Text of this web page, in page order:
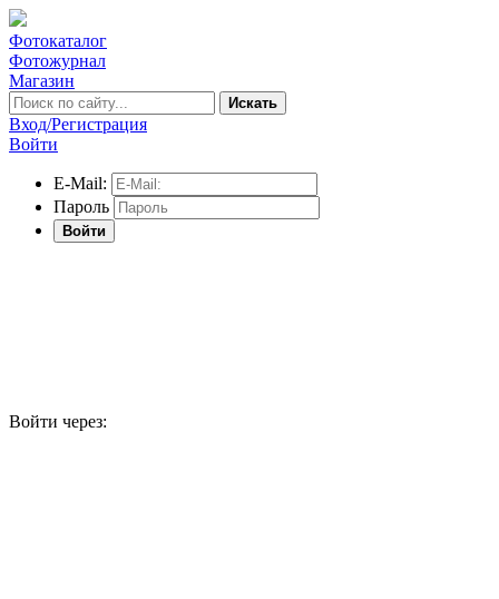
Фотокаталог
Фотожурнал
Магазин
Искать
Вход/Регистрация
Войти
E-Mail:
Пароль
Войти
Войти через: